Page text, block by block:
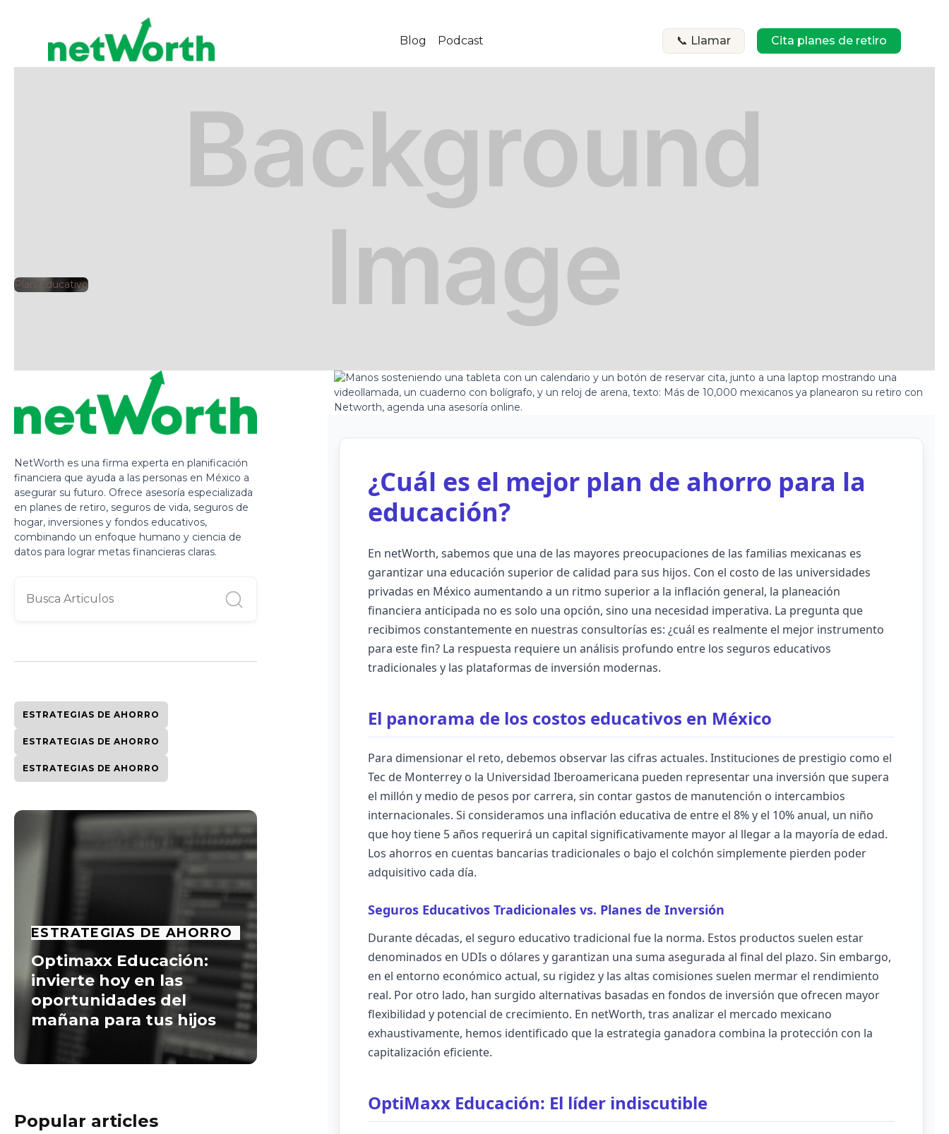
Blog Podcast 📞 Llamar Cita planes de retiro
PLAN EDUCATIVO
Plan Educativo
NetWorth es una firma experta en planificación
financiera que ayuda a las personas en México a
asegurar su futuro. Ofrece asesoría especializada
en planes de retiro, seguros de vida, seguros de
hogar, inversiones y fondos educativos,
combinando un enfoque humano y ciencia de
datos para lograr metas financieras claras.
ESTRATEGIAS DE AHORRO
ESTRATEGIAS DE AHORRO
ESTRATEGIAS DE AHORRO
ESTRATEGIAS DE AHORRO
Optimaxx Educación:
invierte hoy en las
oportunidades del
mañana para tus hijos
Popular articles
¿Cuál es el mejor plan de ahorro para la
educación?
En netWorth, sabemos que una de las mayores preocupaciones de las familias mexicanas es
garantizar una educación superior de calidad para sus hijos. Con el costo de las universidades
privadas en México aumentando a un ritmo superior a la inflación general, la planeación
financiera anticipada no es solo una opción, sino una necesidad imperativa. La pregunta que
recibimos constantemente en nuestras consultorías es: ¿cuál es realmente el mejor instrumento
para este fin? La respuesta requiere un análisis profundo entre los seguros educativos
tradicionales y las plataformas de inversión modernas.
El panorama de los costos educativos en México
Para dimensionar el reto, debemos observar las cifras actuales. Instituciones de prestigio como el
Tec de Monterrey o la Universidad Iberoamericana pueden representar una inversión que supera
el millón y medio de pesos por carrera, sin contar gastos de manutención o intercambios
internacionales. Si consideramos una inflación educativa de entre el 8% y el 10% anual, un niño
que hoy tiene 5 años requerirá un capital significativamente mayor al llegar a la mayoría de edad.
Los ahorros en cuentas bancarias tradicionales o bajo el colchón simplemente pierden poder
adquisitivo cada día.
Seguros Educativos Tradicionales vs. Planes de Inversión
Durante décadas, el seguro educativo tradicional fue la norma. Estos productos suelen estar
denominados en UDIs o dólares y garantizan una suma asegurada al final del plazo. Sin embargo,
en el entorno económico actual, su rigidez y las altas comisiones suelen mermar el rendimiento
real. Por otro lado, han surgido alternativas basadas en fondos de inversión que ofrecen mayor
flexibilidad y potencial de crecimiento. En netWorth, tras analizar el mercado mexicano
exhaustivamente, hemos identificado que la estrategia ganadora combina la protección con la
capitalización eficiente.
OptiMaxx Educación: El líder indiscutible